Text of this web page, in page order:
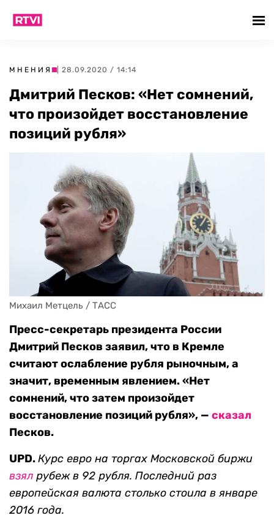
МНЕНИЯ | 28.09.2020 / 14:14
Дмитрий Песков: «Нет сомнений,
что произойдет восстановление
позиций рубля»
Михаил Метцель / ТАСС
Пресс-секретарь президента России
Дмитрий Песков заявил, что в Кремле
считают ослабление рубля рыночным, а
значит, временным явлением. «Нет
сомнений, что затем произойдет
восстановление позиций рубля», — сказал
Песков.
UPD.Курс евро на торгах Московской биржи
взял рубеж в 92 рубля. Последний раз
европейская валюта столько стоила в январе
2016 года.